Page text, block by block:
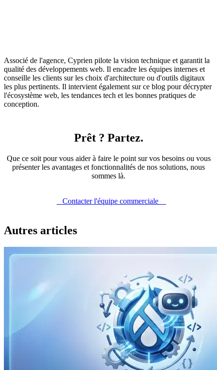
Associé de l'agence, Cyprien pilote la vision technique et garantit la
qualité des développements web. Il encadre les équipes internes et
conseille les clients sur les choix d'architecture ou d'outils digitaux
les plus pertinents. Il intervient également sur ce blog pour décrypter
l'écosystème web, les tendances tech et les bonnes pratiques de
conception.
Prêt ? Partez.
Que ce soit pour vous aider à faire le point sur vos besoins ou vous
présenter les avantages et fonctionnalités de nos solutions, nous
sommes là.
Contacter l'équipe commerciale
Autres articles